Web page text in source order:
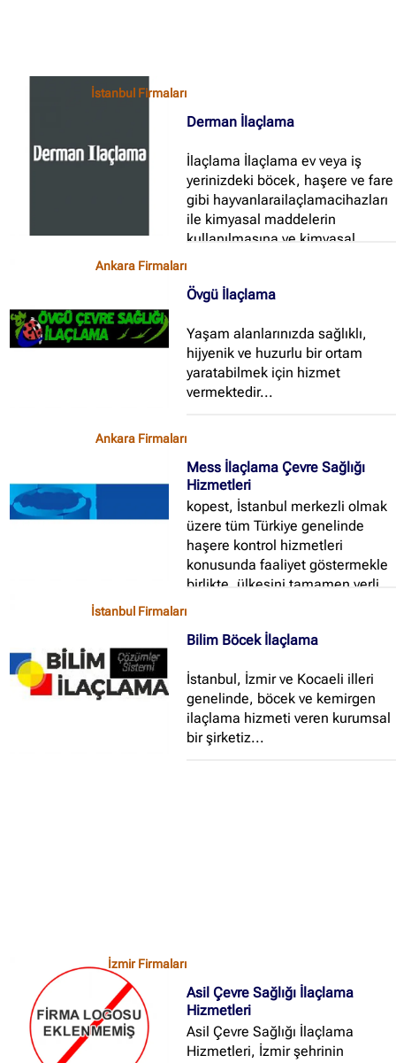
İstanbul Firmaları
Derman İlaçlama
İlaçlama İlaçlama ev veya iş
yerinizdeki böcek, haşere ve fare
gibi hayvanlarailaçlamacihazları
ile kimyasal maddelerin
kullanılmasına ve kimyasal
haşereleri yok etmeye denilir...
Ankara Firmaları
Övgü İlaçlama
Yaşam alanlarınızda sağlıklı,
hijyenik ve huzurlu bir ortam
yaratabilmek için hizmet
vermektedir...
Ankara Firmaları
Mess İlaçlama Çevre Sağlığı
Hizmetleri
kopest, İstanbul merkezli olmak
üzere tüm Türkiye genelinde
haşere kontrol hizmetleri
konusunda faaliyet göstermekle
birlikte, ülkesini tamamen yerli
ülkelerinde kendi sektöründe
firmasıdır...
İstanbul Firmaları
Bilim Böcek İlaçlama
İstanbul, İzmir ve Kocaeli illeri
genelinde, böcek ve kemirgen
ilaçlama hizmeti veren kurumsal
bir şirketiz...
İzmir Firmaları
Asil Çevre Sağlığı İlaçlama
Hizmetleri
Asil Çevre Sağlığı İlaçlama
Hizmetleri, İzmir şehrinin
İçerik grupları
Ankara Firmaları
(672)
İzmir Firmaları(178)